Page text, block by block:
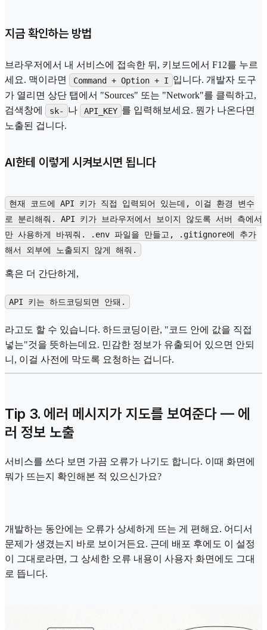
지금 확인하는 방법
브라우저에서 내 서비스에 접속한 뒤, 키보드에서 F12를 누르
세요. 맥이라면
Command + Option + I 입니다. 개발자 도구
가 열리면 상단 탭에서 "Sources" 또는 "Network"를 클릭하고,
검색창에
sk- 나 API_KEY 를 입력해보세요. 뭔가 나온다면
노출된 겁니다.
AI한테 이렇게 시켜보시면 됩니다
현재 코드에 API 키가 직접 입력되어 있는데, 이걸 환경 변수
로 분리해줘. API 키가 브라우저에서 보이지 않도록 서버 측에서
만 사용하게 바꿔줘. .env 파일을 만들고, .gitignore에 추가
해서 외부에 노출되지 않게 해줘.
혹은 더 간단하게,
API 키는 하드코딩되면 안돼.
라고도 할 수 있습니다. 하드코딩이란, "코드 안에 값을 직접
넣는"것을 뜻하는데요. 민감한 정보가 유출되어 있으면 안되
니, 이걸 사전에 막도록 요청하는 겁니다.
Tip 3. 에러 메시지가 지도를 보여준다 — 에
러 정보 노출
서비스를 쓰다 보면 가끔 오류가 나기도 합니다. 이때 화면에
뭐가 뜨는지 확인해본 적 있으신가요?
개발하는 동안에는 오류가 상세하게 뜨는 게 편해요. 어디서
문제가 생겼는지 바로 보이거든요. 근데 배포 후에도 이 설정
이 그대로라면, 그 상세한 오류 내용이 사용자 화면에도 그대
로 뜹니다.